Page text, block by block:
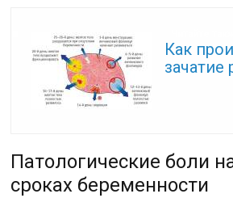
Как
зачатие
Патологические боли
сроках беременности